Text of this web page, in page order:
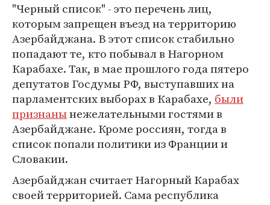
"Черный список" - это перечень лиц,
которым запрещен въезд на территорию
Азербайджана. В этот список стабильно
попадают те, кто побывал в Нагорном
Карабахе. Так, в мае прошлого года пятеро
депутатов Госдумы РФ, выступавших на
парламентских выборах в Карабахе, были
признанынежелательными гостями в
Азербайджане. Кроме россиян, тогда в
список попали политики из Франции и
Словакии.
Азербайджан считает Нагорный Карабах
своей территорией. Сама республика